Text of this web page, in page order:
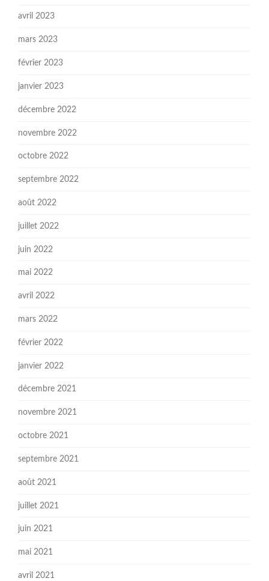
avril 2023
mars 2023
février 2023
janvier 2023
décembre 2022
novembre 2022
octobre 2022
septembre 2022
août 2022
juillet 2022
juin 2022
mai 2022
avril 2022
mars 2022
février 2022
janvier 2022
décembre 2021
novembre 2021
octobre 2021
septembre 2021
août 2021
juillet 2021
juin 2021
mai 2021
avril 2021